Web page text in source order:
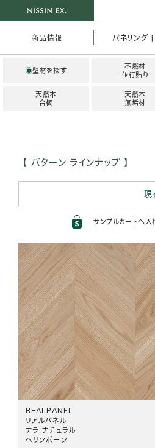
商品情報 パネリング
◉壁材を探す
不燃材
並行貼り
天然木
合板
天然木
無垢材
パターン ラインナップ
現
サンプルカートへ入
REALPANEL
リアルパネル
ナラ ナチュラル
ヘリンボーン